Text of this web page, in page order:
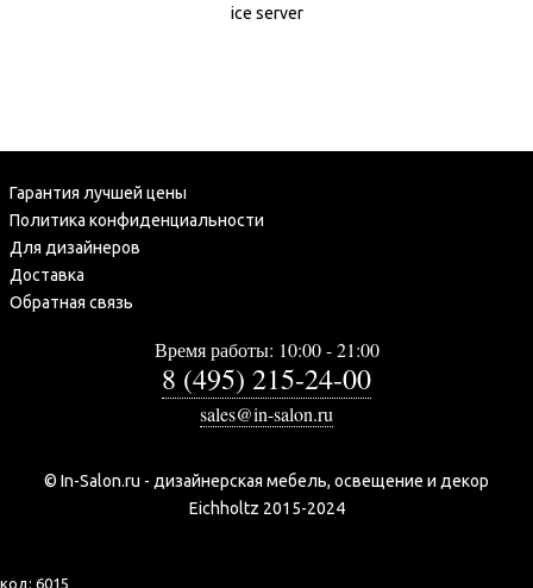
ice server
Гарантия лучшей цены
Политика конфиденциальности
Для дизайнеров
Доставка
Обратная связь
Время работы: 10:00 - 21:00
8 (495) 215-24-00
sales@in-salon.ru
© In-Salon.ru - дизайнерская мебель, освещение и декор
Eichholtz 2015-2024
код: 6015